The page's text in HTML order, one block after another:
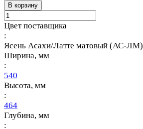
В корзину
Цвет поставщика
:
Ясень Асахи/Латте матовый (АС-ЛМ)
Ширина, мм
:
540
Высота, мм
:
464
Глубина, мм
: